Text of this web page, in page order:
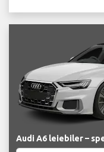
Audi A6 leiebiler –